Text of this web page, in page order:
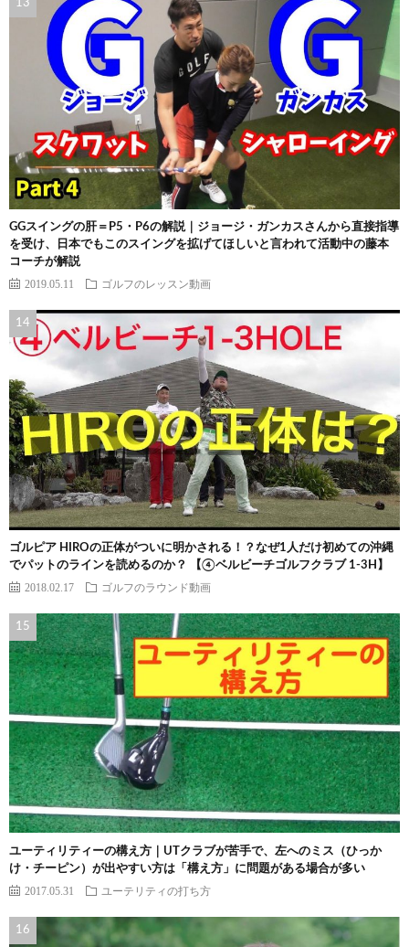
GGスイングの肝＝P5・P6の解説｜ジョージ・ガンカスさんから直接指導
を受け、日本でもこのスイングを拡げてほしいと言われて活動中の藤本
コーチが解説
2019.05.11 ゴルフのレッスン動画
ゴルピア HIROの正体がついに明かされる！？なぜ1人だけ初めての沖縄
でパットのラインを読めるのか？ 【④ベルビーチゴルフクラブ 1-3H】
2018.02.17 ゴルフのラウンド動画
ユーティリティーの構え方｜UTクラブが苦手で、左へのミス（ひっか
け・チーピン）が出やすい方は「構え方」に問題がある場合が多い
2017.05.31 ユーテリティの打ち方